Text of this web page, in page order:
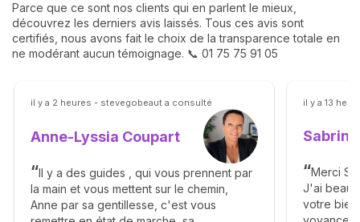
Parce que ce sont nos clients qui en parlent le mieux,
découvrez les derniers avis laissés. Tous ces avis sont
certifiés, nous avons fait le choix de la transparence totale en
ne modérant aucun témoignage. 📞 01 75 75 91 05
il y a 2 heures - stevegobeaut a consulté
Anne-Lyssia Coupart
Il y a des guides , qui vous prennent par
la main et vous mettent sur le chemin,
Anne par sa gentillesse, c'est vous
il y a 13
Merci
J'ai
votre